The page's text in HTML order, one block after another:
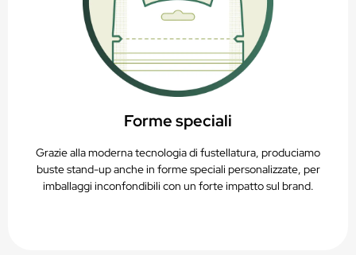
Forme speciali
Grazie alla moderna tecnologia di fustellatura, produciamo
buste stand-up anche in forme speciali personalizzate, per
imballaggi inconfondibili con un forte impatto sul brand.